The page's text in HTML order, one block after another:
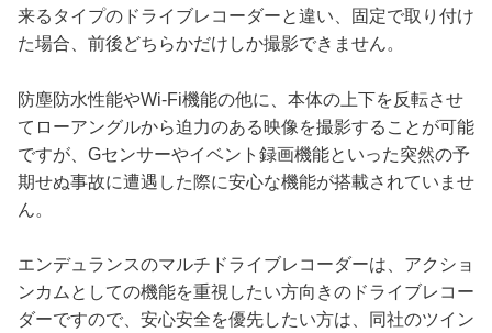
来るタイプのドライブレコーダーと違い、固定で取り付け
た場合、前後どちらかだけしか撮影できません。
防塵防水性能やWi-Fi機能の他に、本体の上下を反転させ
てローアングルから迫力のある映像を撮影することが可能
ですが、Gセンサーやイベント録画機能といった突然の予
期せぬ事故に遭遇した際に安心な機能が搭載されていませ
ん。
エンデュランスのマルチドライブレコーダーは、アクショ
ンカムとしての機能を重視したい方向きのドライブレコー
ダーですので、安心安全を優先したい方は、同社のツイン